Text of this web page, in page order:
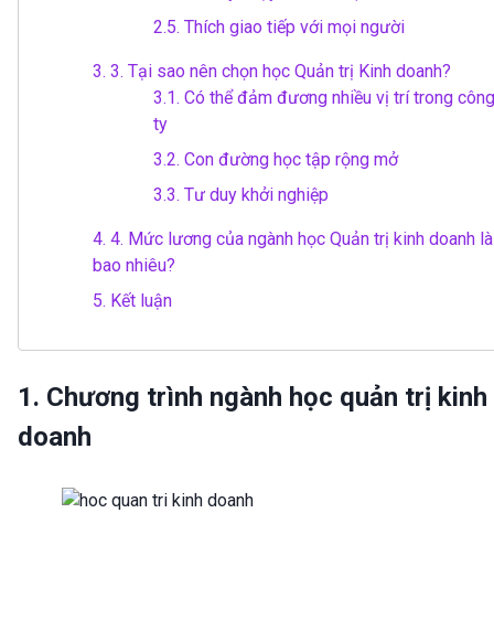
2.5. Thích giao tiếp với mọi người
3. 3. Tại sao nên chọn học Quản trị Kinh doanh?
3.1. Có thể đảm đương nhiều vị trí trong công
ty
3.2. Con đường học tập rộng mở
3.3. Tư duy khởi nghiệp
4. 4. Mức lương của ngành học Quản trị kinh doanh là
bao nhiêu?
5. Kết luận
1. Chương trình ngành học quản trị kinh
doanh